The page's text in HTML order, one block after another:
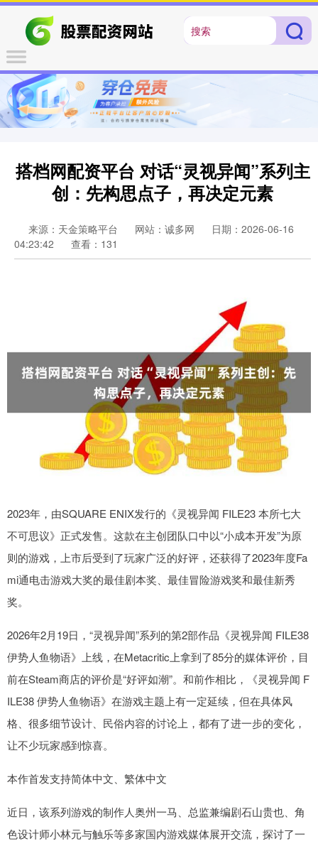
搭档网配资平台 对话“灵视异闻”系列主
创：先构思点子，再决定元素
来源：天金策略平台 网站：诚多网
日期：2026-06-16
04:23:42
查看：131
2023年，由SQUARE ENIX发行的《灵视异闻 FILE23 本所七大
不可思议》正式发售。这款在主创团队口中以“小成本开发”为原
则的游戏，上市后受到了玩家广泛的好评，还获得了2023年度Fa
mi通电击游戏大奖的最佳剧本奖、最佳冒险游戏奖和最佳新秀
奖。
2026年2月19日，“灵视异闻”系列的第2部作品《灵视异闻 FILE38
伊势人鱼物语》上线，在Metacritic上拿到了85分的媒体评价，目
前在Steam商店的评价是“好评如潮”。和前作相比，《灵视异闻 F
ILE38 伊势人鱼物语》在游戏主题上有一定延续，但在具体风
格、很多细节设计、民俗内容的讨论上，都有了进一步的变化，
让不少玩家感到惊喜。
本作首发支持简体中文、繁体中文
近日，该系列游戏的制作人奥州一马、总监兼编剧石山贵也、角
色设计师小林元与触乐等多家国内游戏媒体展开交流，探讨了一